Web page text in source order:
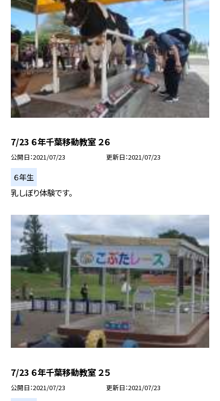
7/23 ６年千葉移動教室 ２６
公開日 2021/07/23 更新日 2021/07/23
６年生
乳しぼり体験です。
7/23 ６年千葉移動教室 ２５
公開日 2021/07/23 更新日 2021/07/23